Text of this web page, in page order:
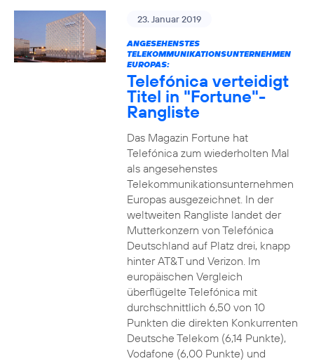
23. Januar 2019
ANGESEHENSTES
TELEKOMMUNIKATIONSUNTERNEHMEN
EUROPAS:
Telefónica verteidigt
Titel in "Fortune"-
Rangliste
Das Magazin Fortune hat
Telefónica zum wiederholten Mal
als angesehenstes
Telekommunikationsunternehmen
Europas ausgezeichnet. In der
weltweiten Rangliste landet der
Mutterkonzern von Telefónica
Deutschland auf Platz drei, knapp
hinter AT&T und Verizon. Im
europäischen Vergleich
überflügelte Telefónica mit
durchschnittlich 6,50 von 10
Punkten die direkten Konkurrenten
Deutsche Telekom (6,14 Punkte),
Vodafone (6,00 Punkte) und